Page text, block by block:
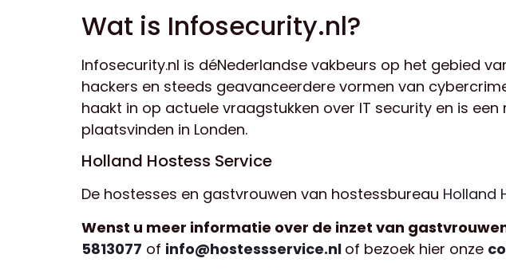
Wat is Infosecurity.nl?
Infosecurity.nl is déNederlandse vakbeurs op het gebied
hackers en steeds geavanceerdere vormen van
haakt in op actuele vraagstukken over IT security en is
plaatsvinden in Londen.
Holland Hostess Service
De hostesses en gastvrouwen van hostessbureau Holland
Wenst u meer informatie over de inzet van
5813077 of info@hostessservice.nl of bezoek hier onze